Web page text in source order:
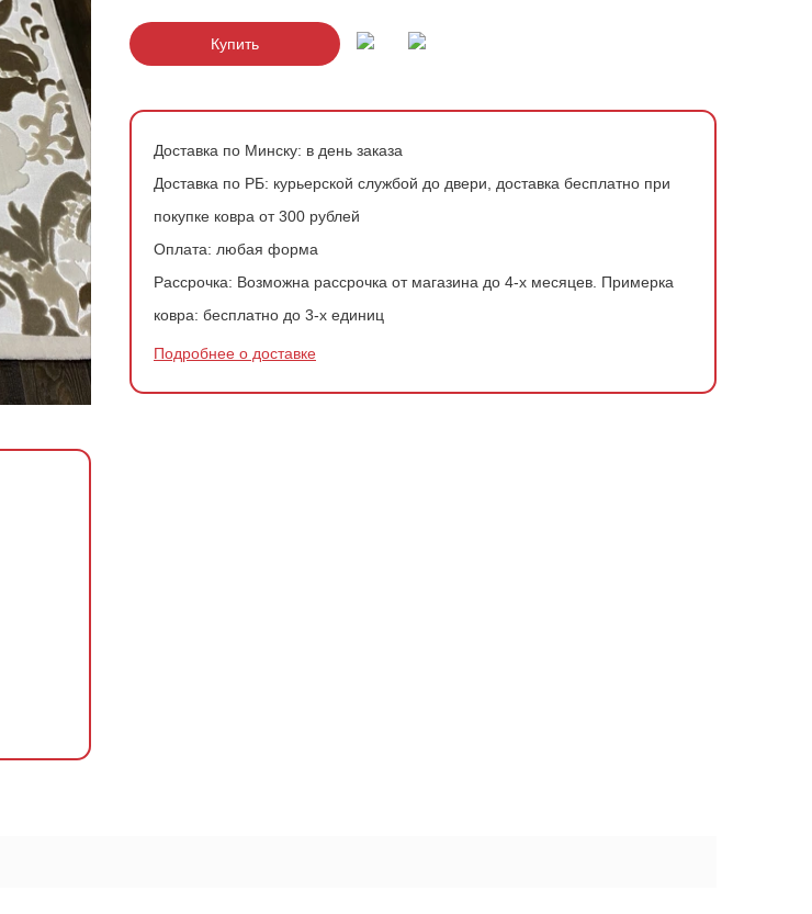
стиле
Купить
Доставка по Минску: в день заказа
Доставка по РБ: курьерской службой до двери, доставка бесплатно при
покупке ковра от 300 рублей
Оплата: любая форма
Рассрочка: Возможна рассрочка от магазина до 4-х месяцев. Примерка
ковра: бесплатно до 3-х единиц
Подробнее о доставке